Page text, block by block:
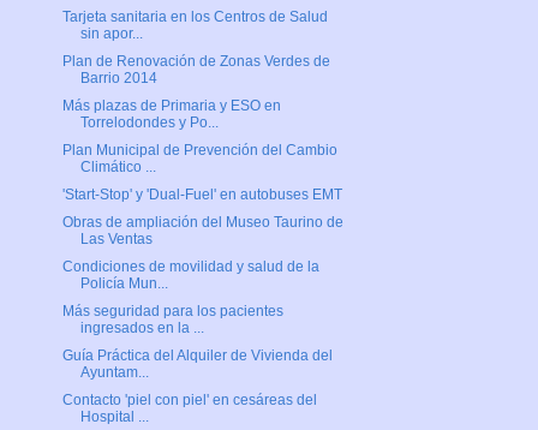
Tarjeta sanitaria en los Centros de Salud
sin apor...
Plan de Renovación de Zonas Verdes de
Barrio 2014
Más plazas de Primaria y ESO en
Torrelodondes y Po...
Plan Municipal de Prevención del Cambio
Climático ...
'Start-Stop' y 'Dual-Fuel' en autobuses EMT
Obras de ampliación del Museo Taurino de
Las Ventas
Condiciones de movilidad y salud de la
Policía Mun...
Más seguridad para los pacientes
ingresados en la ...
Guía Práctica del Alquiler de Vivienda del
Ayuntam...
Contacto 'piel con piel' en cesáreas del
Hospital ...